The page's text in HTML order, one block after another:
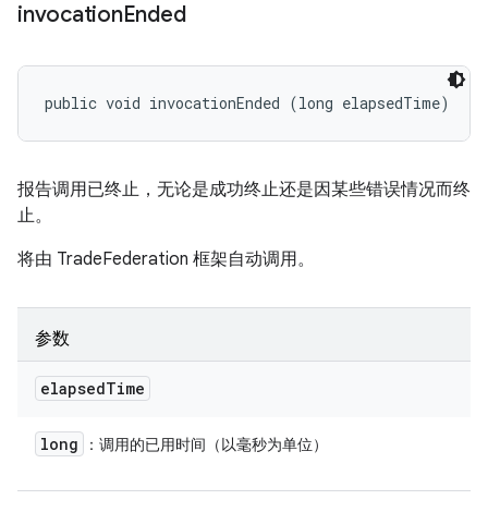
invocationEnded
public void invocationEnded (long elapsedTime)
报告调用已终止，无论是成功终止还是因某些错误情况而终
止。
将由 TradeFederation 框架自动调用。
参数
elapsedTime
long ：调用的已用时间（以毫秒为单位）